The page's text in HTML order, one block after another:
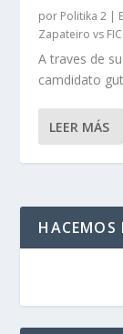
por Politika 2 |
Zapateiro vs
A traves de
camdidato
LEER MÁS
HACEMOS